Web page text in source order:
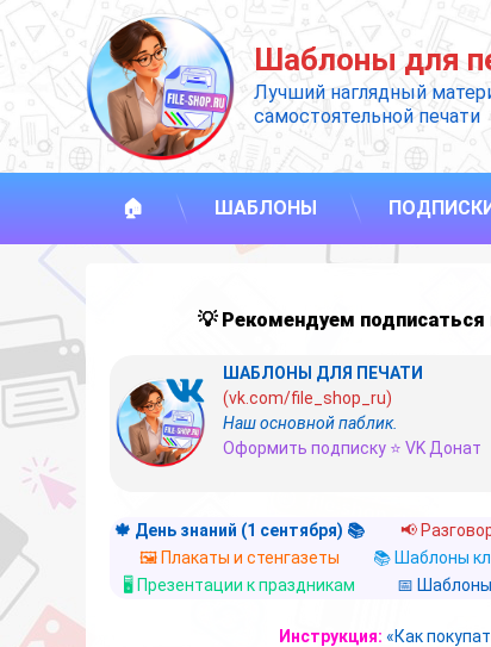
Перейти
к
содержимому
Шаблоны для
Лучший наглядный
самостоятельной печати
🏠 ШАБЛОНЫ
💡 Рекомендуем подписаться
ШАБЛОНЫ ДЛЯ ПЕЧАТИ
(vk.com/file_shop_ru)
Наш основной паблик.
Оформить подписку ⭐ VK Донат
🍁 День знаний (1 сентября) 📚 📢
🖼️ Плакаты и стенгазеты
📚 Шаблоны
🖥️ Презентации к праздникам
📅
Инструкция: «Как